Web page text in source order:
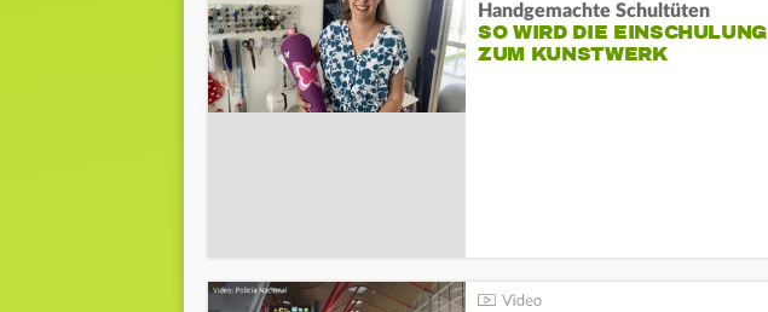
Handgemachte Schultüten
SO WIRD DIE EINSCHULUNG
ZUM KUNSTWERK